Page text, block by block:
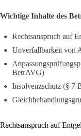
Wichtige Inhalte des
Rechtsanspruch auf
Unverfallbarkeit von
BetrAVG)
Insolvenzschutz (§ 7
Rechtsanspruch auf